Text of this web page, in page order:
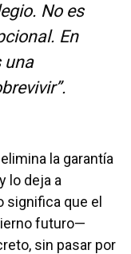
No es
En
una
la garantía
lo deja a
significa que el
futuro—
sin pasar por